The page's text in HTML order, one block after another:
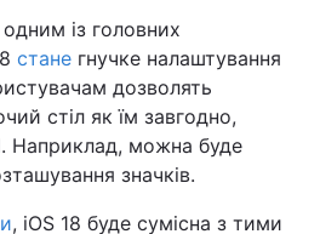
із головних
стане гнучке налаштування
дозволять
стіл як їм завгодно,
Наприклад, можна буде
значків.
, iOS 18 буде сумісна з тими